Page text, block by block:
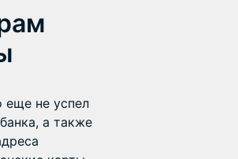
еще не успел
а также